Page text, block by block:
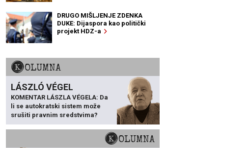
DRUGO MIŠLJENJE ZDENKA
DUKE: Dijaspora kao politički
projekt HDZ-a
KOLUMNA
LÁSZLÓ VÉGEL
KOMENTAR LÁSZLA VÉGELA: Da
li se autokratski sistem može
srušiti pravnim sredstvima?
KOLUMNA